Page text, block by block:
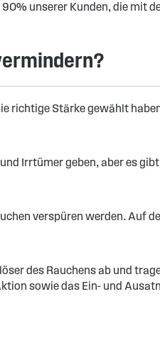
unserer Kunden, die mit
richtige Stärke gewählt
Irrtümer geben, aber es
verspüren werden. Auf
des Rauchens ab und
sowie das Ein- und